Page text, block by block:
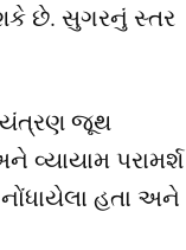
શકે છે. સુગરનું સ્તર
જૂથ
વ્યાયામ પરામર્શ
હતા અને